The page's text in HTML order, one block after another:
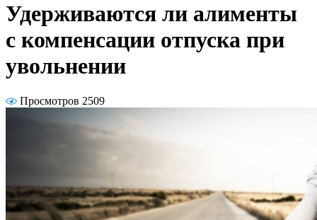
Удерживаются ли алименты
с компенсации отпуска при
увольнении
Просмотров 2509